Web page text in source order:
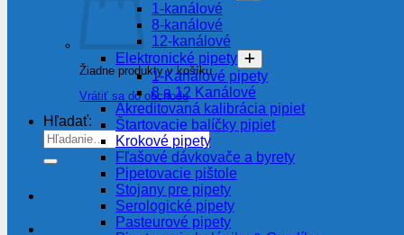
Žiadne produkty v košíku.
Vrátiť sa do obchodu
Hľadať:
1-kanálové
8-kanálové
12-kanálové
Elektronické pipety
1-Kanálové pipety
8 a 12 Kanálové
Akreditovaná kalibrácia pipiet
Štartovacie balíčky pipiet
Krokové pipety
Fľašové dávkovače a byrety
Pipetovacie pištole
Stojany pre pipety
Serologické pipety
Pasteurové pipety